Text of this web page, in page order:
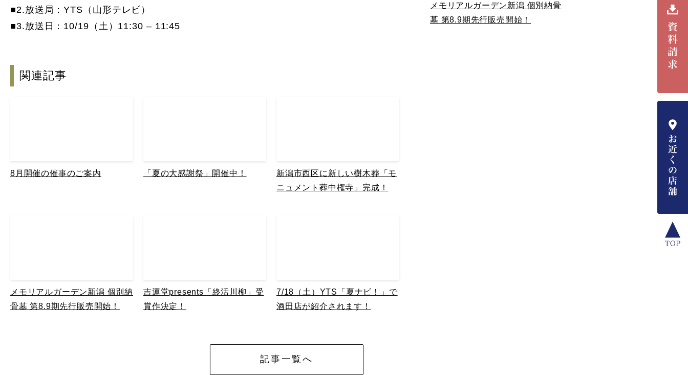
■2.放送局：YTS（山形テレビ）
■3.放送日：10/19（土）11:30 – 11:45
関連記事
8月開催の催事のご案内 「夏の大感謝祭」開催中！
新潟市西区に新しい樹木葬「モ
ニュメント葬中権寺」完成！
メモリアルガーデン新潟 個別納
骨墓 第8.9期先行販売開始！
吉運堂presents「終活川柳」受
賞作決定！
7/18（土）YTS「夏ナビ！」で
酒田店が紹介されます！
メモリアルガーデン新潟 個別納骨
墓 第8.9期先行販売開始！
記事一覧へ
こ